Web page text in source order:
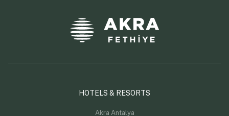
HOTELS & RESORTS
Akra Antalya